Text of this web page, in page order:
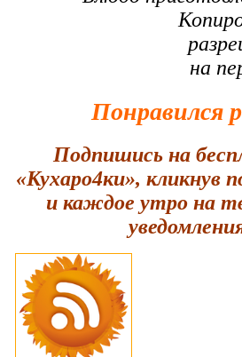
на
Понравился
Подпишись на
«Кухаро4ки», кликнув
и каждое утро на